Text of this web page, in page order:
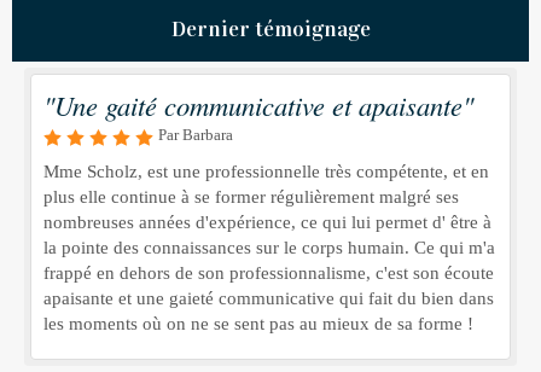
Dernier témoignage
"Une gaité communicative et apaisante"
Par Barbara
Mme Scholz, est une professionnelle très compétente, et en
plus elle continue à se former régulièrement malgré ses
nombreuses années d'expérience, ce qui lui permet d' être à
la pointe des connaissances sur le corps humain. Ce qui m'a
frappé en dehors de son professionnalisme, c'est son écoute
apaisante et une gaieté communicative qui fait du bien dans
les moments où on ne se sent pas au mieux de sa forme !